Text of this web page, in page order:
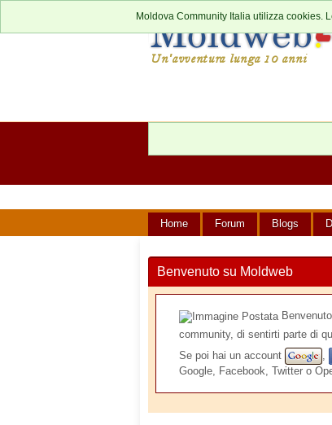
Moldova Community Italia utilizza cookies.
Home Forum Blogs
Benvenuto su Moldweb
community, di sentirti parte di
Se poi hai un account
Google, Facebook, Twitter o